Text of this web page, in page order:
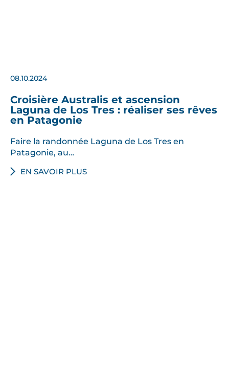
08.10.2024
Croisière Australis et ascension
Laguna de Los Tres : réaliser ses rêves
en Patagonie
Faire la randonnée Laguna de Los Tres en
Patagonie, au…
EN SAVOIR PLUS